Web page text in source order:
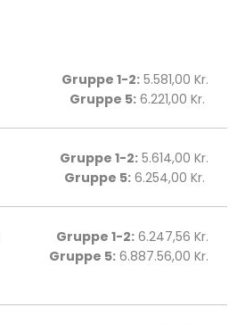
Gruppe 1-2:5.581,00 Kr.
Gruppe 5:6.221,00 Kr. ​​​
Gruppe 1-2:5.614,00 Kr.
Gruppe 5:6.254,00 Kr. ​​​
Gruppe 1-2:6.247,56 Kr.
Gruppe 5:6.887.56,00 Kr.